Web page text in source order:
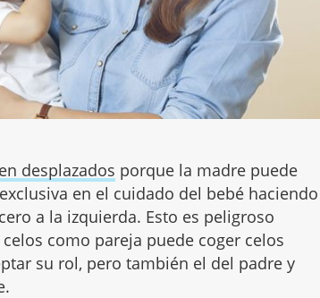
desplazados porque la madre puede
en el cuidado del bebé haciendo
a la izquierda. Esto es peligroso
como pareja puede coger celos
su rol, pero también el del padre y